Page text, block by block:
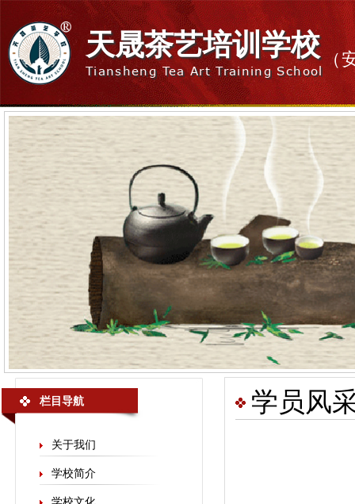
天晟茶艺培训学校
Tiansheng Tea Art Training School
（
栏目导航
关于我们
学校简介
学员风